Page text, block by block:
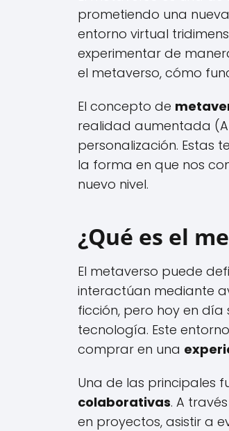
prometiendo una
entorno virtual
experimentar de
el metaverso, cómo
El concepto de
realidad aumentada
personalización. Estas
la forma en que nos
nuevo nivel.
¿Qué es el
El metaverso puede
interactúan mediante
ficción, pero hoy en
tecnología. Este
comprar en una
Una de las principales
colaborativas. A
en proyectos, asistir a